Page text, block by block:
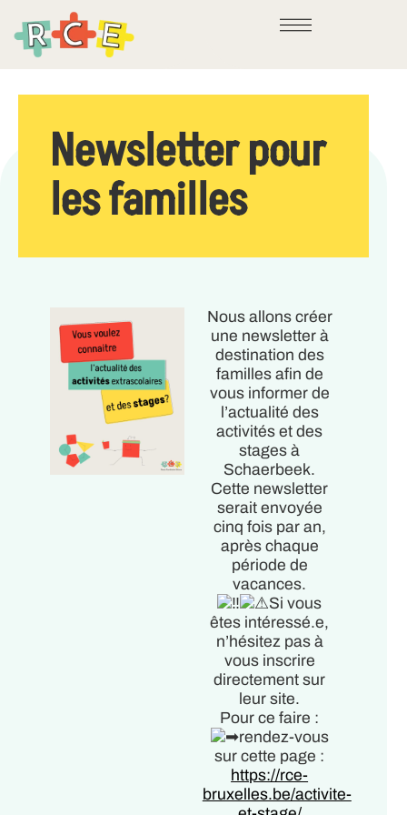
Newsletter pour
les familles
Nous allons créer
une newsletter à
destination des
familles afin de
vous informer de
l’actualité des
activités et des
stages à
Schaerbeek.
Cette newsletter
serait envoyée
cinq fois par an,
après chaque
période de
vacances.
Si vous
êtes intéressé.e,
n’hésitez pas à
vous inscrire
directement sur
leur site.
Pour ce faire :
rendez-vous
sur cette page :
https://rce-
bruxelles.be/activite-